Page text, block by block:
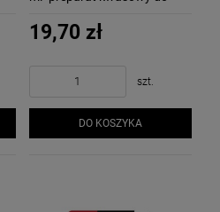
19,70 zł
szt.
DO KOSZYKA